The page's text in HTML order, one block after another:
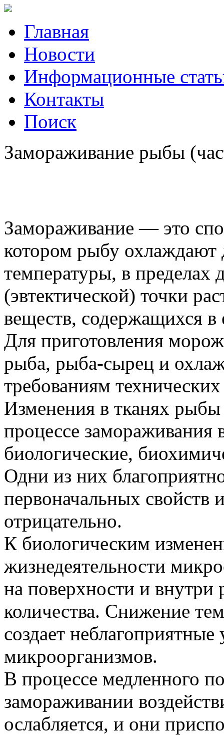
Главная
Новости
Информационные
Контакты
Поиск
Замораживание рыбы
Замораживание — это
котором рыбу охлаждают
температуры, в пределах
(эвтектической) точки
веществ, содержащихся в
Для приготовления
рыба, рыба-сырец и
требованиям
Изменения в тканях
процессе замораживания
биологические,
Одни из них
первоначальных свойств
отрицательно.
К биологическим
жизнедеятельности
на поверхности и
количества. Снижение
создает неблагоприятные
микроорганизмов.
В процессе медленного
замораживании
ослабляется, и они